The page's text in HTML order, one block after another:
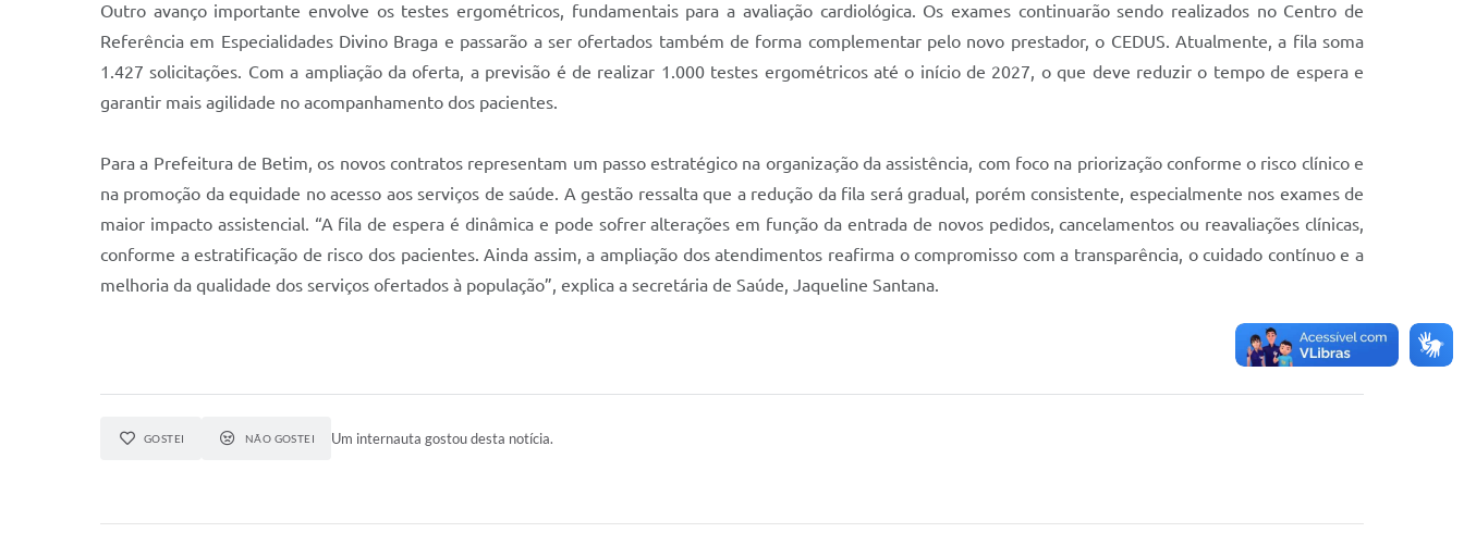
Outro avanço importante envolve os testes ergométricos, fundamentais para a avaliação cardiológica. Os exames continuarão sendo realizados no Centro de
Referência em Especialidades Divino Braga e passarão a ser ofertados também de forma complementar pelo novo prestador, o CEDUS. Atualmente, a fila soma
1.427 solicitações. Com a ampliação da oferta, a previsão é de realizar 1.000 testes ergométricos até o início de 2027, o que deve reduzir o tempo de espera e
garantir mais agilidade no acompanhamento dos pacientes.
Para a Prefeitura de Betim, os novos contratos representam um passo estratégico na organização da assistência, com foco na priorização conforme o risco clínico e
na promoção da equidade no acesso aos serviços de saúde. A gestão ressalta que a redução da fila será gradual, porém consistente, especialmente nos exames de
maior impacto assistencial. “A fila de espera é dinâmica e pode sofrer alterações em função da entrada de novos pedidos, cancelamentos ou reavaliações clínicas,
conforme a estratificação de risco dos pacientes. Ainda assim, a ampliação dos atendimentos reafirma o compromisso com a transparência, o cuidado contínuo e a
melhoria da qualidade dos serviços ofertados à população”, explica a secretária de Saúde, Jaqueline Santana.
GOSTEI NÃO GOSTEI Um internauta gostou desta notícia.